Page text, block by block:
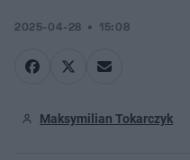
2025-04-28 15:08
Maksymilian Tokarczyk